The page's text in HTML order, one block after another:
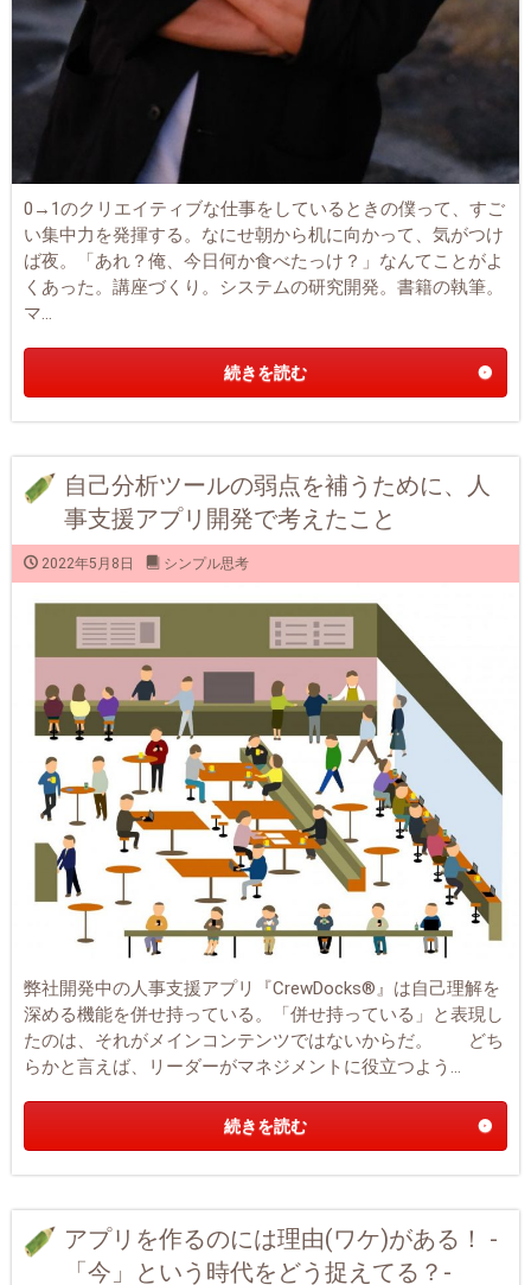
0→1のクリエイティブな仕事をしているときの僕って、すご
い集中力を発揮する。なにせ朝から机に向かって、気がつけ
ば夜。「あれ？俺、今日何か食べたっけ？」なんてことがよ
くあった。講座づくり。システムの研究開発。書籍の執筆。
マ...
続きを読む
自己分析ツールの弱点を補うために、人
事支援アプリ開発で考えたこと
2022年5月8日 シンプル思考
弊社開発中の人事支援アプリ『CrewDocks®︎』は自己理解を
深める機能を併せ持っている。「併せ持っている」と表現し
たのは、それがメインコンテンツではないからだ。 どち
らかと言えば、リーダーがマネジメントに役立つよう...
続きを読む
アプリを作るのには理由(ワケ)がある！ -
「今」という時代をどう捉えてる？-